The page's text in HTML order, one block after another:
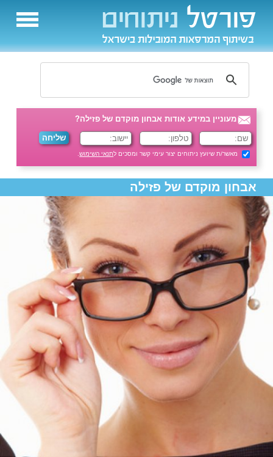
מעוניין במידע אודות אבחון מוקדם של פזילה?
מאשר/ת שיועץ ניתוחים יצור עימי קשר ומסכים לתנאי השימוש.
אבחון מוקדם של פזילה